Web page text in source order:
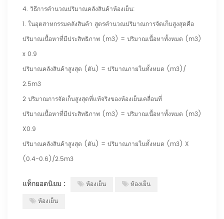
4. วิธีการคำนวณปริมาณคลังสินค้าห้องเย็น:
1. ในอุตสาหกรรมคลังสินค้า สูตรคำนวณปริมาณการจัดเก็บสูงสุดคือ
ปริมาณเนื้อหาที่มีประสิทธิภาพ (m3) = ปริมาณเนื้อหาทั้งหมด (m3)
x 0.9
ปริมาณคลังสินค้าสูงสุด (ตัน) = ปริมาณภายในทั้งหมด (m3)/
2.5m3
2 ปริมาณการจัดเก็บสูงสุดที่แท้จริงของห้องเย็นเคลื่อนที่
ปริมาณเนื้อหาที่มีประสิทธิภาพ (m3) = ปริมาณเนื้อหาทั้งหมด (m3)
X0.9
ปริมาณคลังสินค้าสูงสุด (ตัน) = ปริมาณภายในทั้งหมด (m3) X
(0.4-0.6)/2.5m3
แท็กยอดนิยม : ห้องเย็น
ห้องเย็น
ห้องเย็น